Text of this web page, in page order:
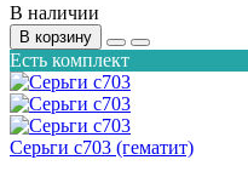
В наличии
В корзину
Есть комплект
Серьги с703 (гематит)